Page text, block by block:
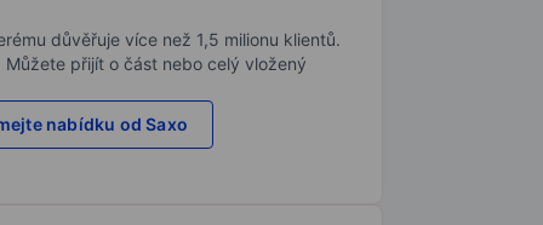
důvěřuje více než 1,5 milionu klientů.
přijít o část nebo celý vložený
nabídku od Saxo